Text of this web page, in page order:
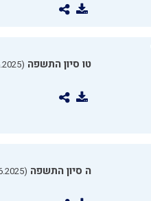
טו סיון התשפה (11.06.2025)
ה סיון התשפה (01.06.2025)